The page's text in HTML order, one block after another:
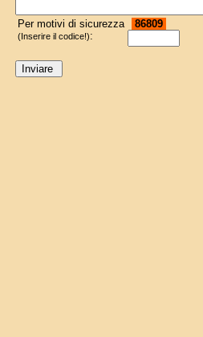
Per motivi di sicurezza
(Inserire il codice!):
86809